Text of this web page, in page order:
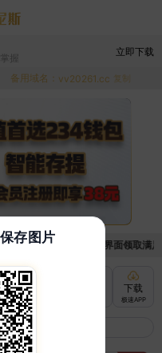
握
立即下载
备用域名： vv20261.cc 复制
可以前往【福利中心】界面领取满
充值
速到账
下载
极速APP
存图片